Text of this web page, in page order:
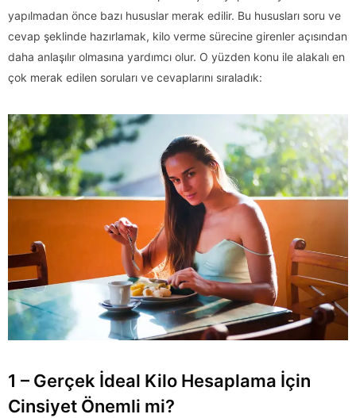
yapılmadan önce bazı hususlar merak edilir. Bu hususları soru ve
cevap şeklinde hazırlamak, kilo verme sürecine girenler açısından
daha anlaşılır olmasına yardımcı olur. O yüzden konu ile alakalı en
çok merak edilen soruları ve cevaplarını sıraladık:
1 – Gerçek İdeal Kilo Hesaplama İçin
Cinsiyet Önemli mi?